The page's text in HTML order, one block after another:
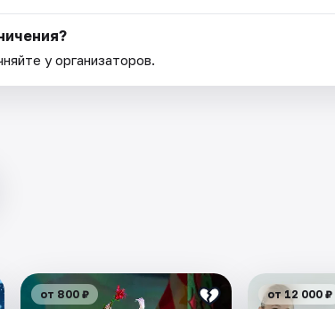
у организаторов.
от 800 ₽ от 12 000 ₽